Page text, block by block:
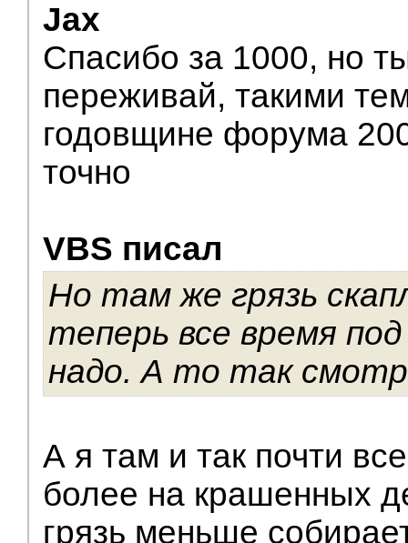
Jax
Спасибо за 1000, но
переживай, такими
годовщине форума
точно
VBS писал
Но там же грязь
теперь все время
надо. А то так
А я там и так почти
более на крашенных
грязь меньше